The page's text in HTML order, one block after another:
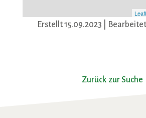
Erstellt 15.09.2023 |
Zurück zur Suche